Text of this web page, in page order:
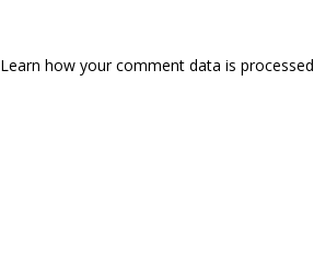
Learn how your comment data is processed